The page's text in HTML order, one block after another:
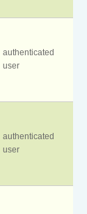
authenticated
user
authenticated
user